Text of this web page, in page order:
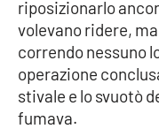
riposizionarlo
volevano ridere,
correndo nessuno
operazione
stivale e lo svuotò
fumava.